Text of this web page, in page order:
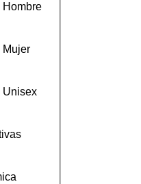
Hombre
Mujer
Unisex